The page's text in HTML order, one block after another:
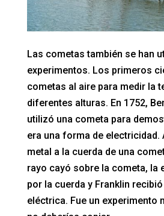
Las cometas también se han
experimentos. Los primeros
cometas al aire para medir la
diferentes alturas. En 1752,
utilizó una cometa para
era una forma de electricidad.
metal a la cuerda de una
rayo cayó sobre la cometa, la
por la cuerda y Franklin
eléctrica. Fue un experimento